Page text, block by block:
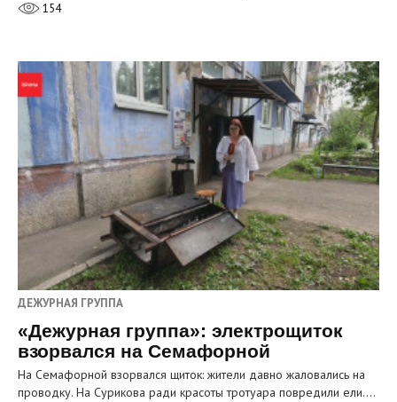
154
ДЕЖУРНАЯ ГРУППА
«Дежурная группа»: электрощиток
взорвался на Семафорной
На Семафорной взорвался щиток: жители давно жаловались на
проводку. На Сурикова ради красоты тротуара повредили ели.…